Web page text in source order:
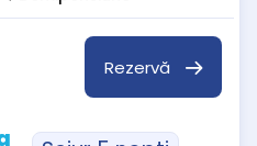
Rezervă